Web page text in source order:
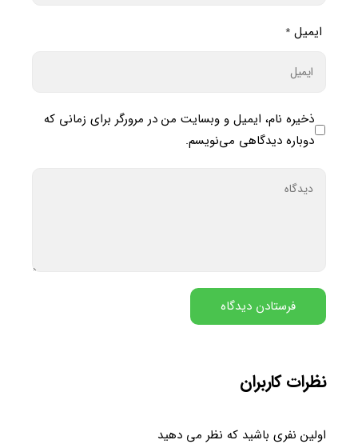
ایمیل *
ذخیره نام، ایمیل و وبسایت من در مرورگر برای زمانی که
دوباره دیدگاهی می‌نویسم.
نظرات کاربران
اولین نفری باشید که نظر می دهید